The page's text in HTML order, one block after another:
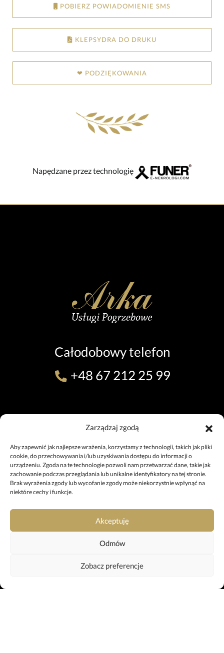
Zarządzaj zgodą
Aby zapewnić jak najlepsze wrażenia, korzystamy z technologii, takich jak pliki
cookie, do przechowywania i/lub uzyskiwania dostępu do informacji o
urządzeniu. Zgoda na te technologie pozwoli nam przetwarzać dane, takie jak
zachowanie podczas przeglądania lub unikalne identyfikatory na tej stronie.
Brak wyrażenia zgody lub wycofanie zgody może niekorzystnie wpłynąć na
niektóre cechy i funkcje.
Akceptuję
Odmów
Zobacz preferencje
POBIERZ POWIADOMIENIE SMS
KLEPSYDRA DO DRUKU
❤ PODZIĘKOWANIA
Napędzane przez technologię
Całodobowy telefon
+48 67 212 25 99
ul. 11 Listopada 7, 64-920 Piła
+48 67 212 25 99
pila@uslugipogrzebowe.pila.pl
ODDZIAŁ W TRZCIANCE
trzcianka@uslugipogrzebowe.pila.pl
ul. Gliniana 11, 64-920 Piła